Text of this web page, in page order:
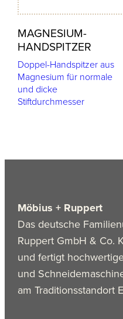
MAGNESIUM-
HANDSPITZER
Doppel-Handspitzer aus
Magnesium für normale
und dicke
Stiftdurchmesser
Möbius + Ruppert
Das deutsche
Ruppert GmbH & Co.
und fertigt
und
am Traditionsstandort